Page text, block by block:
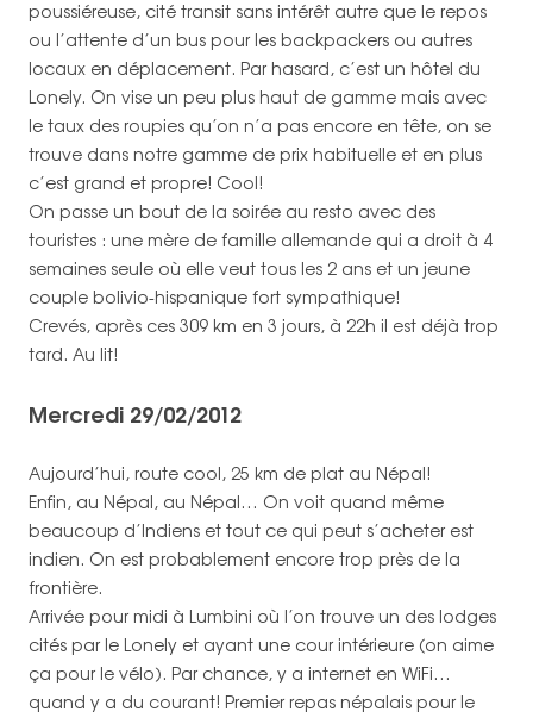
poussiéreuse, cité transit sans intérêt autre que le repos
ou l’attente d’un bus pour les backpackers ou autres
locaux en déplacement. Par hasard, c’est un hôtel du
Lonely. On vise un peu plus haut de gamme mais avec
le taux des roupies qu’on n’a pas encore en tête, on se
trouve dans notre gamme de prix habituelle et en plus
c’est grand et propre! Cool!
On passe un bout de la soirée au resto avec des
touristes : une mère de famille allemande qui a droit à 4
semaines seule où elle veut tous les 2 ans et un jeune
couple bolivio-hispanique fort sympathique!
Crevés, après ces 309 km en 3 jours, à 22h il est déjà trop
tard. Au lit!
Mercredi 29/02/2012
Aujourd’hui, route cool, 25 km de plat au Népal!
Enfin, au Népal, au Népal… On voit quand même
beaucoup d’Indiens et tout ce qui peut s’acheter est
indien. On est probablement encore trop près de la
frontière.
Arrivée pour midi à Lumbini où l’on trouve un des lodges
cités par le Lonely et ayant une cour intérieure (on aime
ça pour le vélo). Par chance, y a internet en WiFi…
quand y a du courant! Premier repas népalais pour le